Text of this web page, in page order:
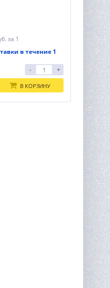
за 1
в течение 1
- +
В КОРЗИНУ